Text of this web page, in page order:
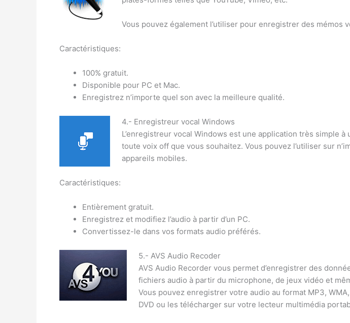
Vous pouvez également l’utiliser pour enregistrer des mémos
Caractéristiques:
100% gratuit.
Disponible pour PC et Mac.
Enregistrez n’importe quel son avec la meilleure qualité.
4.- Enregistreur vocal Windows
L’enregistreur vocal Windows est une application très simple
toute voix off que vous souhaitez. Vous pouvez l’utiliser sur
appareils mobiles.
Caractéristiques:
Entièrement gratuit.
Enregistrez et modifiez l’audio à partir d’un PC.
Convertissez-le dans vos formats audio préférés.
5.- AVS Audio Recoder
AVS Audio Recorder vous permet d’enregistrer des
fichiers audio à partir du microphone, de jeux vidéo et
Vous pouvez enregistrer votre audio au format MP3,
DVD ou les télécharger sur votre lecteur multimédia